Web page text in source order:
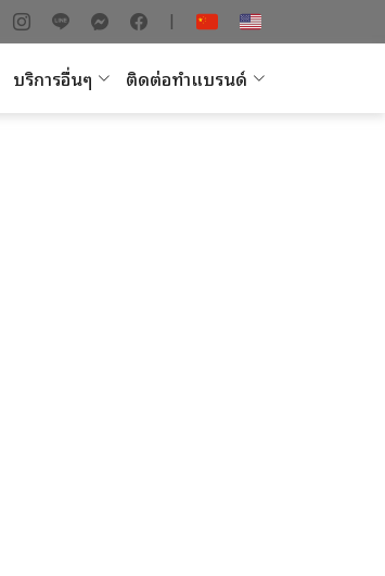
|
บริการอื่นๆ ติดต่อทำแบรนด์